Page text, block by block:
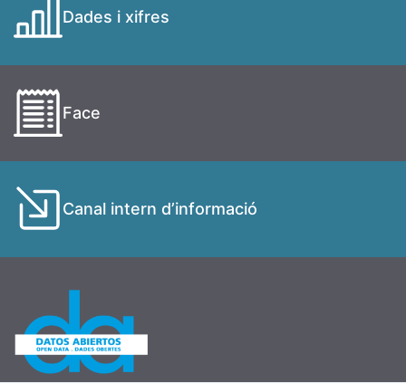
Dades i xifres
Face
Canal intern d’informació